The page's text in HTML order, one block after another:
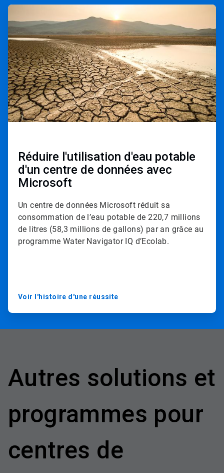
A
t
i
c
l
e
T
i
l
e
3
d
Réduire l'utilisation d'eau potable
d'un centre de données avec
Microsoft
Un centre de données Microsoft réduit sa
consommation de l’eau potable de 220,7 millions
de litres (58,3 millions de gallons) par an grâce au
programme Water Navigator IQ d’Ecolab.
Voir l'histoire d'une réussite
Autres solutions et
programmes pour
centres de